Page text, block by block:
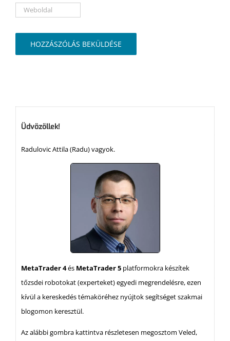
Üdvözöllek!
Radulovic Attila (Radu) vagyok.
MetaTrader 4és MetaTrader 5 platformokra készítek
tőzsdei robotokat (experteket) egyedi megrendelésre, ezen
kívül a kereskedés témaköréhez nyújtok segítséget szakmai
blogomon keresztül.
Az alábbi gombra kattintva részletesen megosztom Veled,